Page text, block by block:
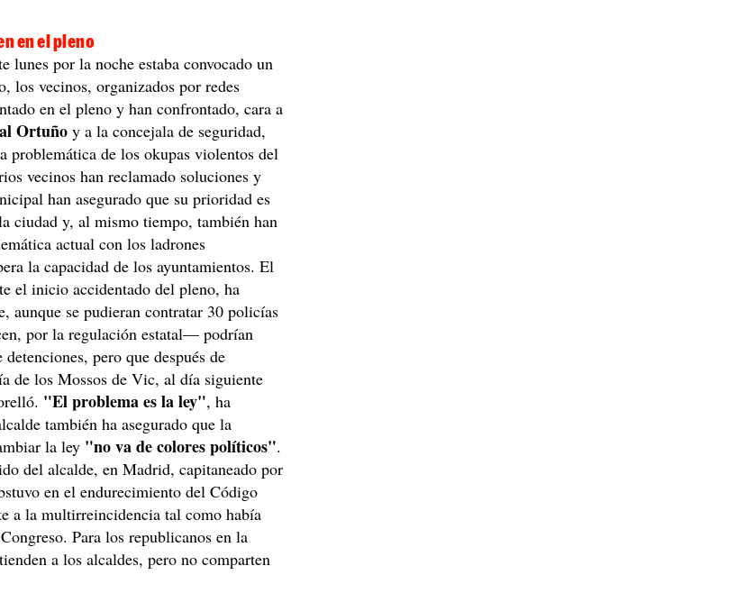
en el pleno
lunes por la noche estaba convocado un
los vecinos, organizados por redes
en el pleno y han confrontado, cara a
Ortuño y a la concejala de seguridad,
problemática de los okupas violentos del
vecinos han reclamado soluciones y
han asegurado que su prioridad es
ciudad y, al mismo tiempo, también han
actual con los ladrones
la capacidad de los ayuntamientos. El
el inicio accidentado del pleno, ha
aunque se pudieran contratar 30 policías
por la regulación estatal— podrían
pero que después de
de los Mossos de Vic, al día siguiente
"El problema es la ley", ha
también ha asegurado que la
la ley "no va de colores políticos".
del alcalde, en Madrid, capitaneado por
en el endurecimiento del Código
a la multirreincidencia tal como había
Para los republicanos en la
a los alcaldes, pero no comparten